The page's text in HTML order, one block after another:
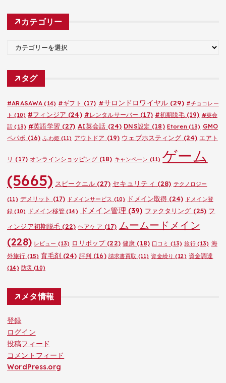
カ
カテゴリー
ゴ
タグ
#ARASAWA (14) #ギフト (17) #サロンドロワイヤル(29) #チョコレー
ト (10) #フィンジア (24) #レンタルサーバー (17) #初期脱毛(19) #英会
話 (13) #英語学習 (27) AI英会話 (24) DNS設定 (18) Etoren(13) GMO
ペパボ (16) ふわ姫(11) アウトドア (19) ウェブホスティング (24) エアト
リ (17) オンラインショッピング(18) キャンペーン (11) ゲーム
(5665) スピークエル(27) セキュリティ (28) テクノロジー
(11) デメリット (17) ドメインサービス (10) ドメイン取得 (24) ドメイン登
録 (10) ドメイン移管(14) ドメイン管理 (39) ファクタリング (25) フ
ィンジア初期脱毛 (22) ヘアケア (17) ムームードメイン
(228) レビュー (13) ロリポップ(22) 健康 (18) 口コミ (13) 旅行(13) 海
外旅行 (15) 育毛剤(24) 評判 (16) 請求書買取 (11) 資金繰り (12) 資金調達
(14) 防災 (10)
メタ情報
登録
ログイン
投稿フィード
コメントフィード
WordPress.org